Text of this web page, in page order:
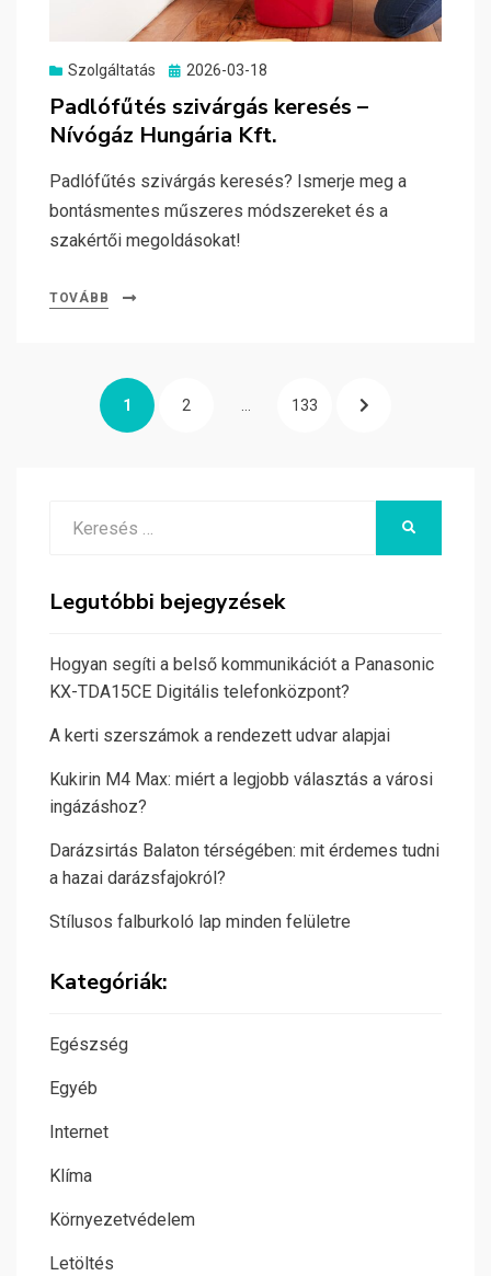
Szolgáltatás
Posted
2026-03-18
Padlófűtés szivárgás keresés –
Nívógáz Hungária Kft.
Padlófűtés szivárgás keresés? Ismerje meg a
bontásmentes műszeres módszereket és a
szakértői megoldásokat!
TOVÁBB
Bejegyzések
lapozása
PAGE
1 PAGE
2 … PAGE
133 NEXT
Legutóbbi bejegyzések
Hogyan segíti a belső kommunikációt a Panasonic
KX-TDA15CE Digitális telefonközpont?
A kerti szerszámok a rendezett udvar alapjai
Kukirin M4 Max: miért a legjobb választás a városi
ingázáshoz?
Darázsirtás Balaton térségében: mit érdemes tudni
a hazai darázsfajokról?
Stílusos falburkoló lap minden felületre
Kategóriák:
Egészség
Egyéb
Internet
Klíma
Környezetvédelem
Letöltés